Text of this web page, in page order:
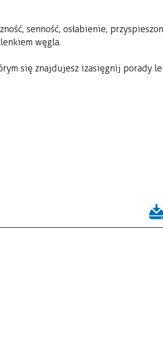
senność, osłabienie,
węgla.
się znajdujesz i zasięgnij porady